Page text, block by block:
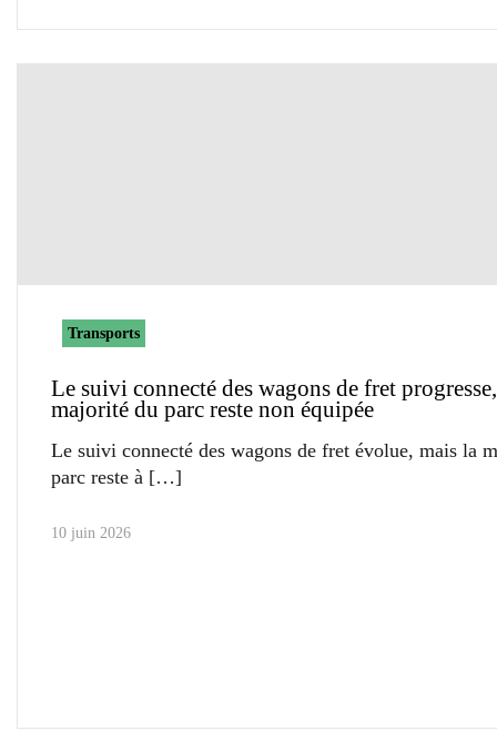
Transports
Le suivi connecté des wagons de fret
majorité du parc reste non équipée
Le suivi connecté des wagons de fret évolue, mais la
parc reste à
10 juin 2026